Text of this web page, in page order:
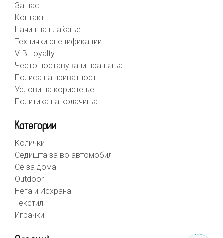
За нас
Контакт
Начин на плаќање
Технички спецификации
VIB Loyalty
Често поставувани прашања
Полиса на приватност
Услови на користење
Политика на колачиња
Категории
Колички
Седишта за во автомобил
Сè за дома
Outdoor
Нега и Исхрана
Текстил
Играчки